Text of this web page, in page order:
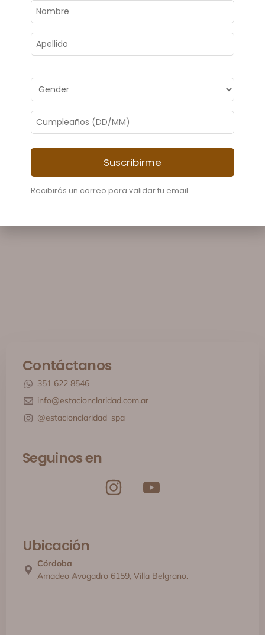
Contáctanos
351 622 8546
info@estacionclaridad.com.ar
@estacionclaridad_spa
Seguinos en
Ubicación
Córdoba
Amadeo Avogadro 6159, Villa Belgrano.
Suscribirme
Recibirás un correo para validar tu email.